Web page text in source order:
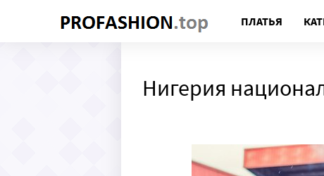
ПЛАТЬЯ
Нигерия